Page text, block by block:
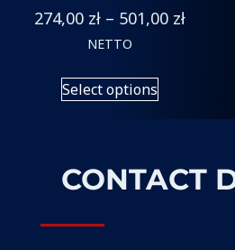
274,00 zł – 501,00 zł
NETTO
Select options
CONTACT